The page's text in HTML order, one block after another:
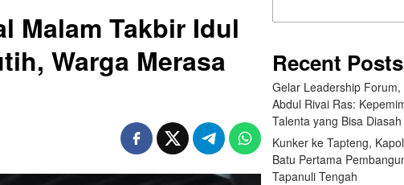
Malam Takbir Idul
Warga Merasa
Recent Posts
Gelar Leadership
Abdul Rivai Ras:
Talenta yang Bisa Diasah
Kunker ke Tapteng,
Batu Pertama
Tapanuli Tengah